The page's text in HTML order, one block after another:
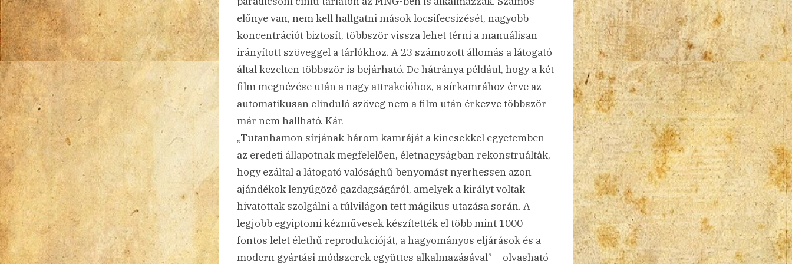
előnye van, nem kell hallgatni mások locsifecsizését, nagyobb
koncentrációt biztosít, többször vissza lehet térni a manuálisan
irányított szöveggel a tárlókhoz. A 23 számozott állomás a látogató
által kezelten többször is bejárható. De hátránya például, hogy a két
film megnézése után a nagy attrakcióhoz, a sírkamrához érve az
automatikusan elinduló szöveg nem a film után érkezve többször
már nem hallható. Kár.
„Tutanhamon sírjának három kamráját a kincsekkel egyetemben
az eredeti állapotnak megfelelően, életnagyságban rekonstruálták,
hogy ezáltal a látogató valósághű benyomást nyerhessen azon
ajándékok lenyűgöző gazdagságáról, amelyek a királyt voltak
hivatottak szolgálni a túlvilágon tett mágikus utazása során. A
legjobb egyiptomi kézművesek készítették el több mint 1000
fontos lelet élethű reprodukcióját, a hagyományos eljárások és a
modern gyártási módszerek együttes alkalmazásával” – olvasható